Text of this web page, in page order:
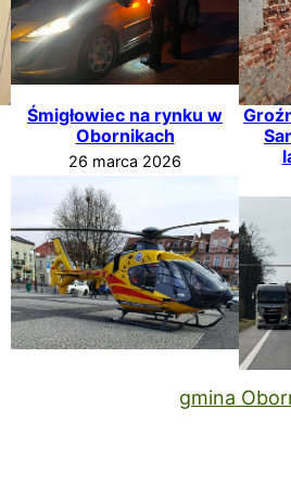
Śmigłowiec na rynku w
Obornikach
26 marca 2026
gmina